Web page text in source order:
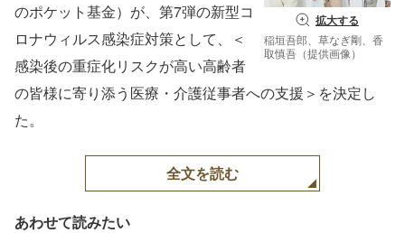
拡大する
稲垣吾郎、草なぎ剛、香
取慎吾（提供画像）
のポケット基金）が、第7弾の新型コ
ロナウィルス感染症対策として、＜
感染後の重症化リスクが高い高齢者
の皆様に寄り添う医療・介護従事者への支援＞を決定し
た。
全文を読む
あわせて読みたい